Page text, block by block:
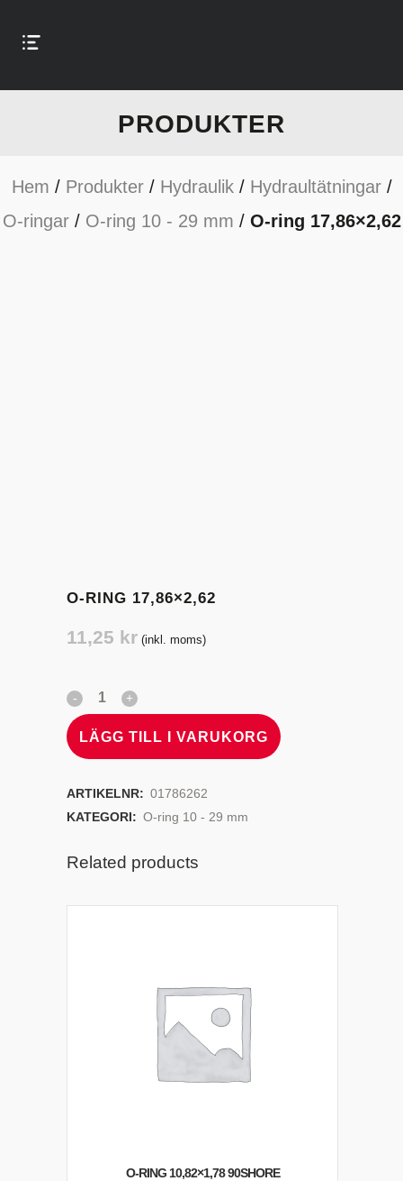
PRODUKTER
Hem / Produkter/ Hydraulik/ Hydraultätningar/
O-ringar/ O-ring 10 - 29 mm / O-ring 17,86×2,62
O-RING 17,86×2,62
11,25 kr (inkl. moms)
LÄGG TILL I VARUKORG
ARTIKELNR: 01786262
KATEGORI: O-ring 10 - 29 mm
Related products
O-RING 10,82×1,78 90SHORE